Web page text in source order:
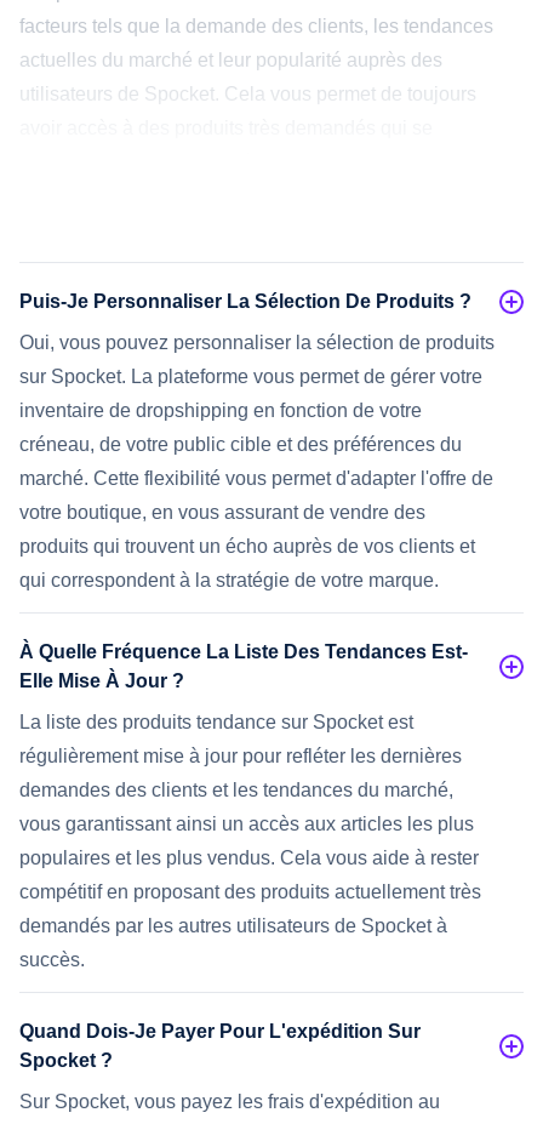
facteurs tels que la demande des clients, les tendances
actuelles du marché et leur popularité auprès des
utilisateurs de Spocket. Cela vous permet de toujours
Puis-Je Personnaliser La Sélection De Produits ?
Oui, vous pouvez personnaliser la sélection de produits
sur Spocket. La plateforme vous permet de gérer votre
inventaire de dropshipping en fonction de votre
créneau, de votre public cible et des préférences du
marché. Cette flexibilité vous permet d'adapter l'offre de
votre boutique, en vous assurant de vendre des
produits qui trouvent un écho auprès de vos clients et
qui correspondent à la stratégie de votre marque.
À Quelle Fréquence La Liste Des Tendances Est-
Elle Mise À Jour ?
La liste des produits tendance sur Spocket est
régulièrement mise à jour pour refléter les dernières
demandes des clients et les tendances du marché,
vous garantissant ainsi un accès aux articles les plus
populaires et les plus vendus. Cela vous aide à rester
compétitif en proposant des produits actuellement très
demandés par les autres utilisateurs de Spocket à
succès.
Quand Dois-Je Payer Pour L'expédition Sur
Spocket ?
Sur Spocket, vous payez les frais d'expédition au